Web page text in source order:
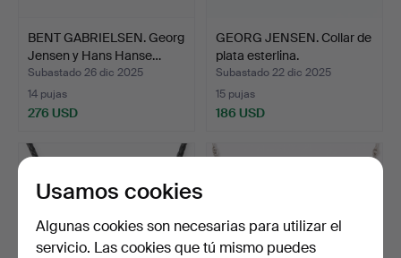
BENT GABRIELSEN. Georg
Jensen y Hans Hanse…
Subastado 26 dic 2025
14 pujas
276 USD
GEORG JENSEN. Collar de
plata esterlina.
Subastado 22 dic 2025
15 pujas
186 USD
Usamos cookies
Algunas cookies son necesarias para utilizar el
servicio. Las cookies que tú mismo puedes